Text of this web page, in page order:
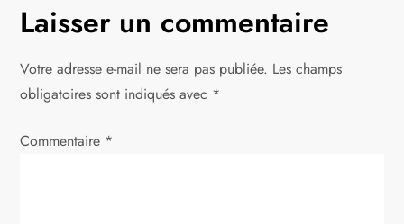
e
l
’
a
Laisser un commentaire
Votre adresse e-mail ne sera pas publiée. Les champs
obligatoires sont indiqués avec *
Commentaire *